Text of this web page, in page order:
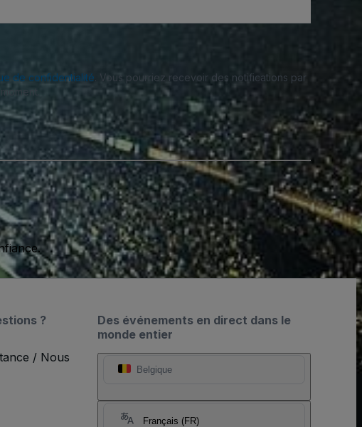
de confidentialité . Vous pourriez recevoir des notifications par
Des événements en direct dans le
monde entier
Belgique
Français (FR)
?
/ Nous